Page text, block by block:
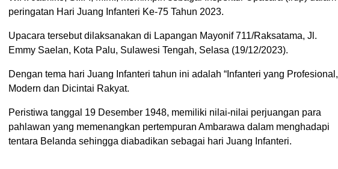
peringatan Hari Juang Infanteri Ke-75 Tahun 2023.
Upacara tersebut dilaksanakan di Lapangan Mayonif 711/Raksatama, Jl.
Emmy Saelan, Kota Palu, Sulawesi Tengah, Selasa (19/12/2023).
Dengan tema hari Juang Infanteri tahun ini adalah “Infanteri yang Profesional,
Modern dan Dicintai Rakyat.
Peristiwa tanggal 19 Desember 1948, memiliki nilai-nilai perjuangan para
pahlawan yang memenangkan pertempuran Ambarawa dalam menghadapi
tentara Belanda sehingga diabadikan sebagai hari Juang Infanteri.